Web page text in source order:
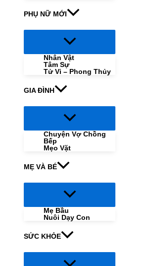
PHỤ NỮ MỚI
Menu
Nhân Vật
Tâm Sự
Tử Vi – Phong Thủy
GIA ĐÌNH
Menu
Chuyện Vợ Chồng
Bếp
Mẹo Vặt
MẸ VÀ BÉ
Menu
Mẹ Bầu
Nuôi Dạy Con
SỨC KHỎE
Menu